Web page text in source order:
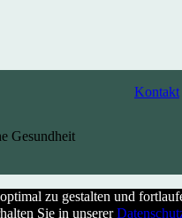
Kontakt
Gesundheit
zu gestalten und
Sie in unserer